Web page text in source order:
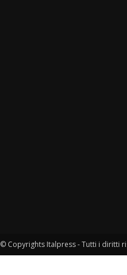
© Copyrights Italpress - Tutti i diritti